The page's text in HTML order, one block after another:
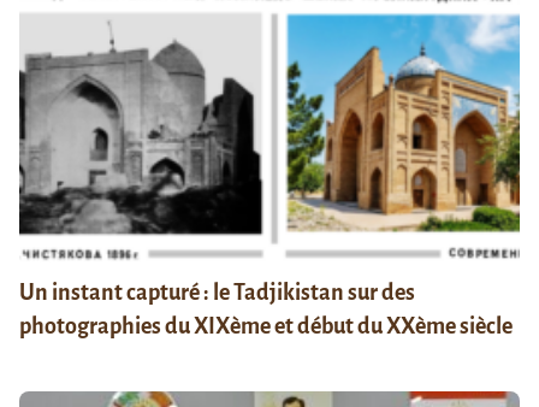
Un instant capturé : le Tadjikistan sur des
photographies du XIXème et début du XXème siècle